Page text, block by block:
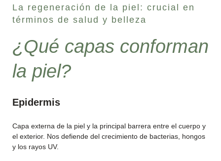
La regeneración de la piel: crucial en
términos de salud y belleza
¿Qué capas conforman
la piel?
Epidermis
Capa externa de la piel y la principal barrera entre el cuerpo y
el exterior. Nos defiende del crecimiento de bacterias, hongos
y los rayos UV.